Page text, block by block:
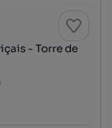
- Torre de